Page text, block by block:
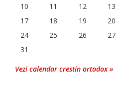
10
11 12 13
17
18 19 20
24
25 26 27
31
Vezi calendar crestin ortodox »